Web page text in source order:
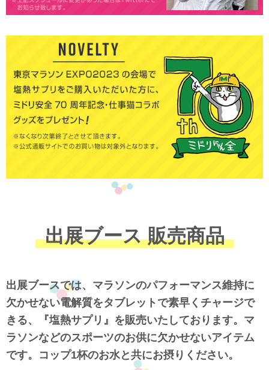
出展ブース 販売商品
出展ブースでは、マラソンのパフォーマンス維持に
欠かせない電解質をタブレットで素早くチャージで
きる、『塩熱サプリ』を販売いたしております。マ
ラソンなどのスポーツのお供に欠かせないアイテム
です。コップ1杯のお水と共にお摂りください。